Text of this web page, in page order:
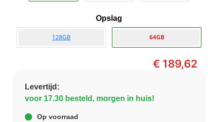
Opslag
128GB 64GB
€ 189,62
Levertijd:
voor 17.30 besteld, morgen in huis!
Op voorraad